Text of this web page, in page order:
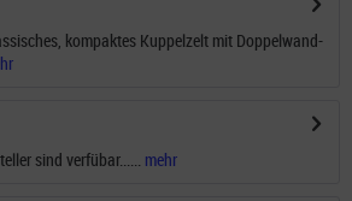
kompaktes Kuppelzelt mit Doppelwand-
sind verfübar...... mehr